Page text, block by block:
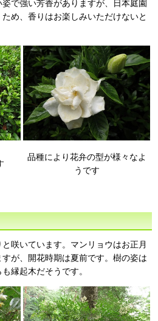
で強い芳香がありますが、日本庭園
め、香りはお楽しみいただけないと
品種により花弁の型が様々なよ
うです
咲いています。マンリョウはお正月
が、開花時期は夏前です。樹の姿は
縁起木だそうです。